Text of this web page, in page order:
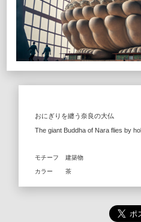
おにぎりを纏う奈良の大仏
The giant Buddha of Nara flies by
モチーフ 建築物
カラー 茶